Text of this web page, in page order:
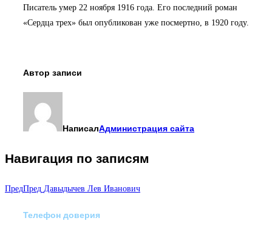
Писатель умер 22 ноября 1916 года. Его последний роман
«Сердца трех» был опубликован уже посмертно, в 1920 году.
Автор записи
НаписалАдминистрация сайта
Навигация по записям
ПредПред Давыдычев Лев Иванович
Телефон доверия